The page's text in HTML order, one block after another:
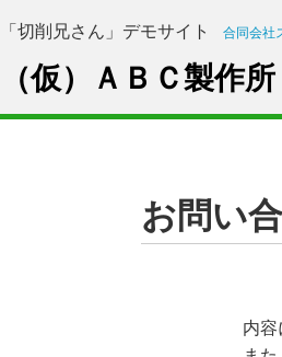
「切削兄さん」デモサイト 合同会社
（仮）ＡＢＣ製作
お問い
内容